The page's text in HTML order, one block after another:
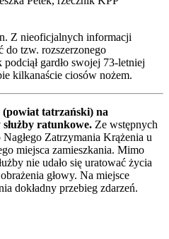
Z nieoficjalnych informacji
do tzw. rozszerzonego
gardło swojej 73-letniej
kilkanaście ciosów nożem.
tatrzański) na
ratunkowe. Ze wstępnych
Zatrzymania Krążenia u
miejsca zamieszkania. Mimo
nie udało się uratować życia
głowy. Na miejsce
dokładny przebieg zdarzeń.